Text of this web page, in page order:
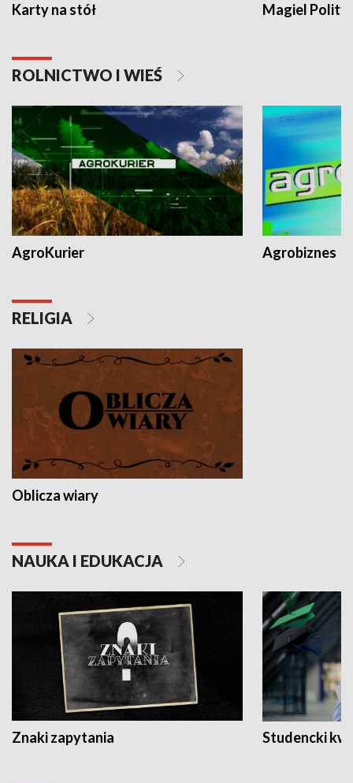
Karty na stół Magiel
ROLNICTWO I WIEŚ
AgroKurier Agrobiznes
RELIGIA
Oblicza wiary
NAUKA I EDUKACJA
Znaki zapytania Studencki